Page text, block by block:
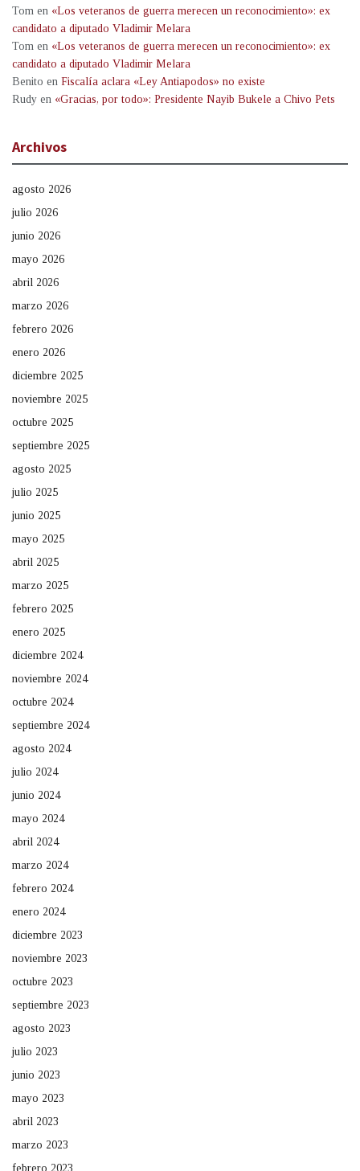
Tom en «Los veteranos de guerra merecen un reconocimiento»: ex
candidato a diputado Vladimir Melara
Tom en «Los veteranos de guerra merecen un reconocimiento»: ex
candidato a diputado Vladimir Melara
Benito en Fiscalía aclara «Ley Antiapodos» no existe
Rudy en «Gracias, por todo»: Presidente Nayib Bukele a Chivo Pets
Archivos
agosto 2026
julio 2026
junio 2026
mayo 2026
abril 2026
marzo 2026
febrero 2026
enero 2026
diciembre 2025
noviembre 2025
octubre 2025
septiembre 2025
agosto 2025
julio 2025
junio 2025
mayo 2025
abril 2025
marzo 2025
febrero 2025
enero 2025
diciembre 2024
noviembre 2024
octubre 2024
septiembre 2024
agosto 2024
julio 2024
junio 2024
mayo 2024
abril 2024
marzo 2024
febrero 2024
enero 2024
diciembre 2023
noviembre 2023
octubre 2023
septiembre 2023
agosto 2023
julio 2023
junio 2023
mayo 2023
abril 2023
marzo 2023
febrero 2023